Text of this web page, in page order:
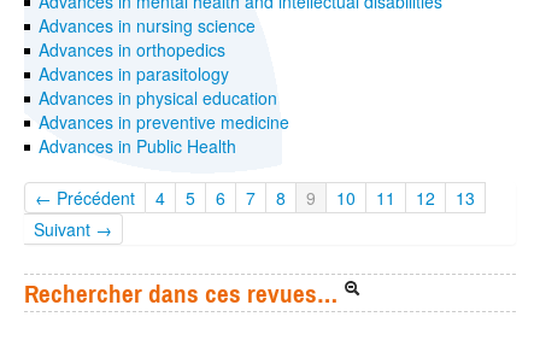
Advances in nursing science
Advances in orthopedics
Advances in parasitology
Advances in physical education
Advances in preventive medicine
Advances in Public Health
← Précédent 4 5 6 7 8 9 10 11 12
13
Suivant →
Rechercher dans ces revues…